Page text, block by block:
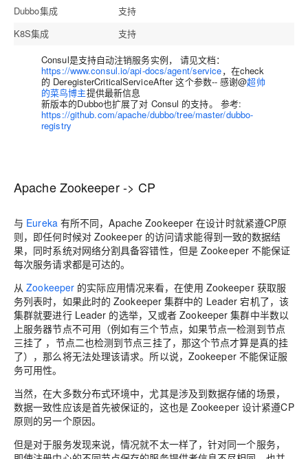
Dubbo集成
支持
K8S集成
支持
Consul是支持自动注销服务实例， 请见文档：
https://www.consul.io/api-docs/agent/service，在check
的 DeregisterCriticalServiceAfter 这个参数-- 感谢@超帅
的菜鸟博主提供最新信息
新版本的Dubbo也扩展了对 Consul 的支持。 参考:
https://github.com/apache/dubbo/tree/master/dubbo-
registry
Apache Zookeeper -> CP
与 Eureka有所不同，Apache Zookeeper 在设计时就紧遵CP原
则，即任何时候对 Zookeeper 的访问请求能得到一致的数据结
果，同时系统对网络分割具备容错性，但是 Zookeeper 不能保证
每次服务请求都是可达的。
从Zookeeper 的实际应用情况来看，在使用 Zookeeper 获取服
务列表时，如果此时的 Zookeeper 集群中的 Leader 宕机了，该
集群就要进行 Leader 的选举，又或者 Zookeeper 集群中半数以
上服务器节点不可用（例如有三个节点，如果节点一检测到节点
三挂了 ，节点二也检测到节点三挂了，那这个节点才算是真的挂
了），那么将无法处理该请求。所以说，Zookeeper 不能保证服
务可用性。
当然，在大多数分布式环境中，尤其是涉及到数据存储的场景，
数据一致性应该是首先被保证的，这也是 Zookeeper 设计紧遵CP
原则的另一个原因。
但是对于服务发现来说，情况就不太一样了，针对同一个服务，